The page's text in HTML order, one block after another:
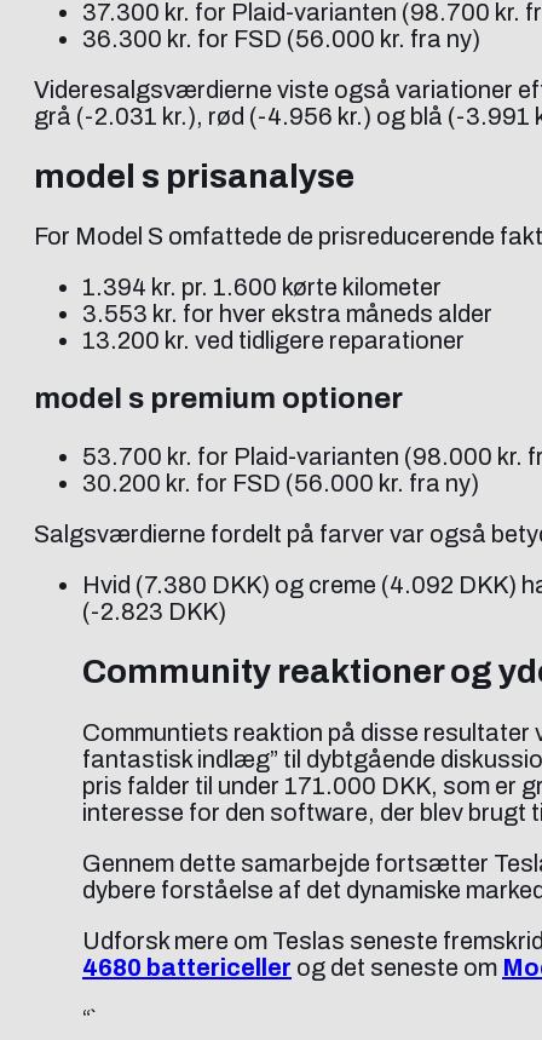
37.300 kr. for Plaid-varianten (98.700 kr.
36.300 kr. for FSD (56.000 kr. fra ny)
Videresalgsværdierne viste også variationer
grå (-2.031 kr.), rød (-4.956 kr.) og blå (-3.991
model s prisanalyse
For Model S omfattede de prisreducerende
1.394 kr. pr. 1.600 kørte kilometer
3.553 kr. for hver ekstra måneds alder
13.200 kr. ved tidligere reparationer
model s premium optioner
53.700 kr. for Plaid-varianten (98.000 kr.
30.200 kr. for FSD (56.000 kr. fra ny)
Salgsværdierne fordelt på farver var også
Hvid (7.380 DKK) og creme (4.092 DKK)
(-2.823 DKK)
Community reaktioner og
Communtiets reaktion på disse resultater
fantastisk indlæg” til dybtgående
pris falder til under 171.000 DKK, som
interesse for den software, der blev brugt
Gennem dette samarbejde fortsætter
dybere forståelse af det dynamiske
Udforsk mere om Teslas seneste
4680 battericeller og det seneste om
“`